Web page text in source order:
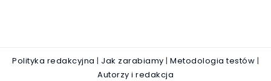
Polityka redakcyjna | Jak zarabiamy | Metodologia testów |
Autorzy i redakcja